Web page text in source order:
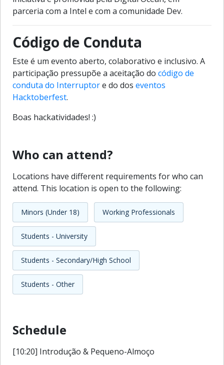
parceria com a Intel e com a comunidade Dev.
Código de Conduta
Este é um evento aberto, colaborativo e inclusivo. A
participação pressupõe a aceitação do código de
conduta do Interruptore do dos eventos
Hacktoberfest.
Boas hackatividades! :)
Who can attend?
Locations have different requirements for who can
attend. This location is open to the following:
Minors (Under 18) Working Professionals
Students - University
Students - Secondary/High School
Students - Other
Schedule
[10:20] Introdução & Pequeno-Almoço